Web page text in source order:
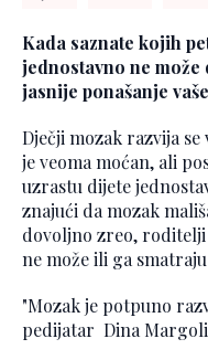
Kada saznate kojih
jednostavno ne može
jasnije ponašanje
Dječji mozak razvija
je veoma moćan, ali
uzrastu dijete
znajući da mozak
dovoljno zreo,
ne može ili ga
"Mozak je potpuno
pedijatar Dina